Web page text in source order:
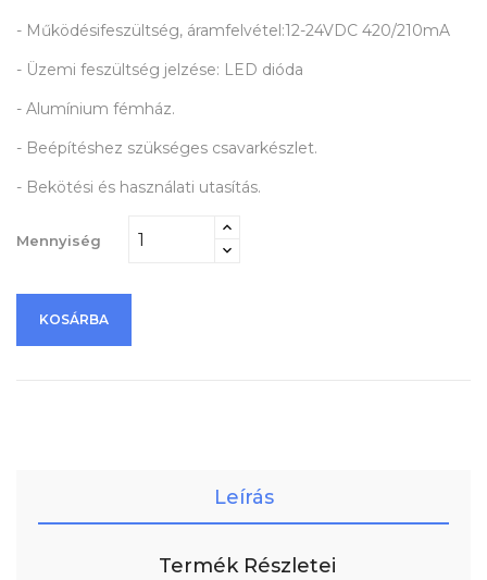
- Működésifeszültség, áramfelvétel:12-24VDC 420/210mA
- Üzemi feszültség jelzése: LED dióda
- Alumínium fémház.
- Beépítéshez szükséges csavarkészlet.
- Bekötési és használati utasítás.
Mennyiség
KOSÁRBA
Leírás
Termék Részletei